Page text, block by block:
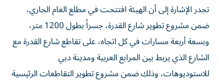
تجدر الإشارة إلى أن الهيئة افتتحت في مطلع العام الجاري،
ضمن مشروع تطوير شارع القدرة، جسراً بطول 1200 متر،
وبسعة أربعة مسارات في كل اتجاه، على تقاطع شارع القدرة مع
الشارع الذي يربط بين المرابع العربية ومدينة دبي
للاستوديوهات، وذلك ضمن مشروع تطوير التقاطعات الرئيسية